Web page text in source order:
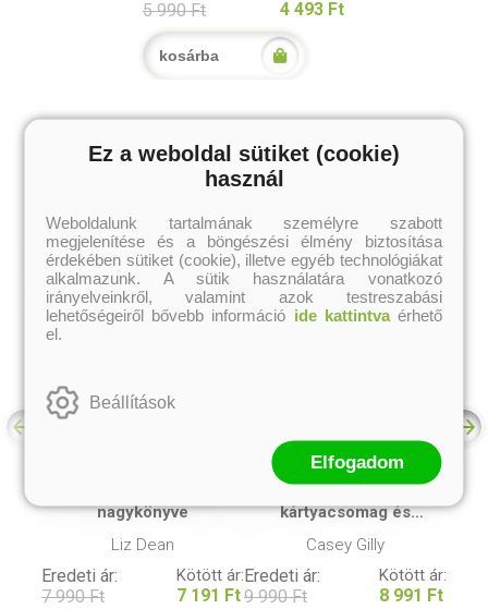
5 990 Ft 4 493 Ft
kosárba
nagykönyve
Liz Dean
Eredeti ár:
7 990 Ft
Kötött ár:
7 191 Ft
kártyacsomag és
Casey Gilly
Eredeti ár:
9 990 Ft
Kötött ár:
8 991 Ft
Ez a weboldal sütiket (cookie)
használ
Weboldalunk tartalmának személyre szabott
megjelenítése és a böngészési élmény biztosítása
érdekében sütiket (cookie), illetve egyéb technológiákat
alkalmazunk. A sütik használatára vonatkozó
irányelveinkről, valamint azok testreszabási
lehetőségeiről bővebb információ ide kattintvaérhető
el.
Beállítások
Elfogadom